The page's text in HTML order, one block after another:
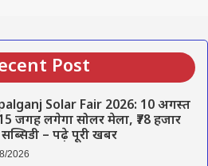
Post
Solar Fair 2026: 10 अगस्त
जगह लगेगा सोलर मेला, ₹78 हजार
– पढ़े पूरी खबर
2026